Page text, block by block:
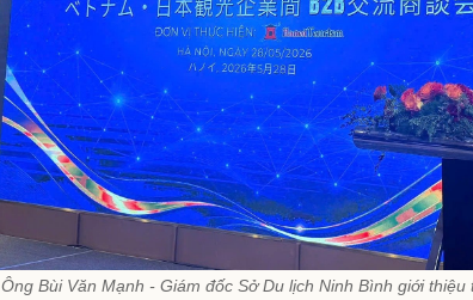
Ông Bùi Văn Mạnh - Giám đốc Sở Du lịch Ninh Bình giới